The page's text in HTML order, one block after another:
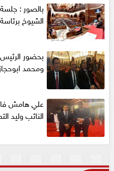
بالصور :
الشيوخ
بحضور الرئيس
ومحمد
علي هامش
النائب وليد